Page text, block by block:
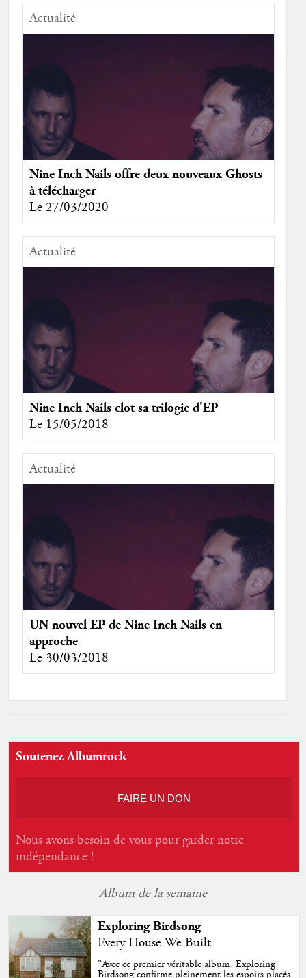
Actualité
Nine Inch Nails offre deux nouveaux Ghosts
à télécharger
Le 27/03/2020
Actualité
Nine Inch Nails clot sa trilogie d'EP
Le 15/05/2018
Actualité
UN nouvel EP de Nine Inch Nails en
approche
Le 30/03/2018
Soutenez Albumrock
FAIRE UN DON
Nous avons besoin de vous pour garder notre
indépendance !
Album de la semaine
Exploring Birdsong
Every House We Built
"Avec ce premier véritable album, Exploring
Birdsong confirme pleinement les espoirs placés